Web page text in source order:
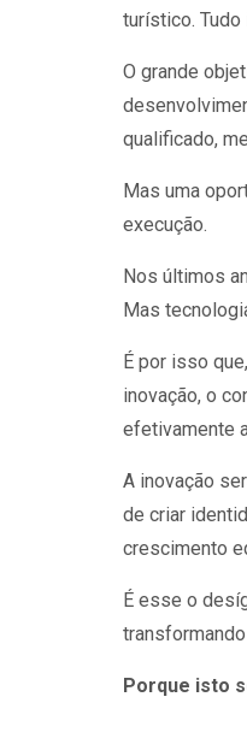
turístico.
O grande
qualificado,
Mas uma
execução.
Nos últimos
Mas
É por isso
inovação, o
efetivamente
A inovação
de criar
crescimento
É esse o
Porque isto